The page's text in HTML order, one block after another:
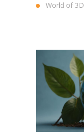
World of 3D